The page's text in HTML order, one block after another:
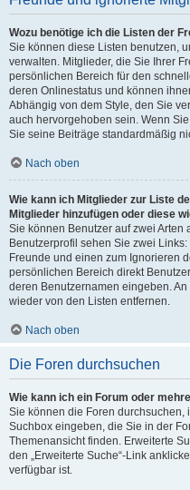
Wozu benötige ich die Listen der
Sie können diese Listen benutzen,
verwalten. Mitglieder, die Sie Ihrer
persönlichen Bereich für den
deren Onlinestatus und können
Abhängig von dem Style, den Sie
auch hervorgehoben sein. Wenn
Sie seine Beiträge standardmäßig
Nach oben
Wie kann ich Mitglieder zur Liste
Mitglieder hinzufügen oder diese
Sie können Benutzer auf zwei Arten
Benutzerprofil sehen Sie zwei
Freunde und einen zum Ignorieren
persönlichen Bereich direkt
deren Benutzernamen eingeben.
wieder von den Listen entfernen.
Nach oben
Die Foren durchsuchen
Wie kann ich ein Forum oder
Sie können die Foren
Suchbox eingeben, die Sie in der
Themenansicht finden. Erweiterte
den „Erweiterte Suche“-Link
verfügbar ist.